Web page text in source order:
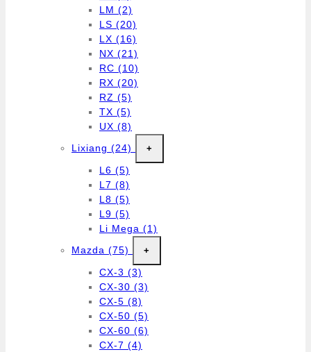
LM (2)
LS (20)
LX (16)
NX (21)
RC (10)
RX (20)
RZ (5)
TX (5)
UX (8)
Lixiang (24) +
L6 (5)
L7 (8)
L8 (5)
L9 (5)
Li Mega (1)
Mazda (75) +
CX-3 (3)
CX-30 (3)
CX-5 (8)
CX-50 (5)
CX-60 (6)
CX-7 (4)